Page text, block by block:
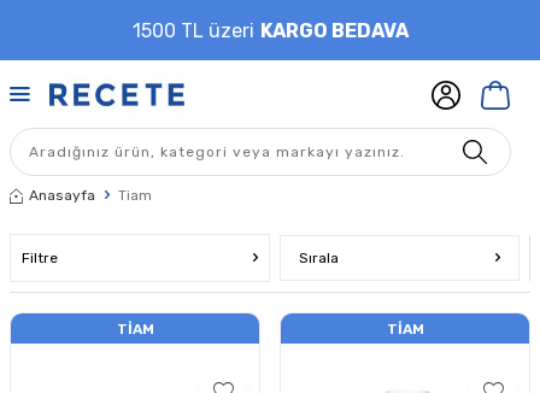
1500 TL üzeri KARGO BEDAVA
Anasayfa Tiam
Filtre Sırala
TIAM TIAM